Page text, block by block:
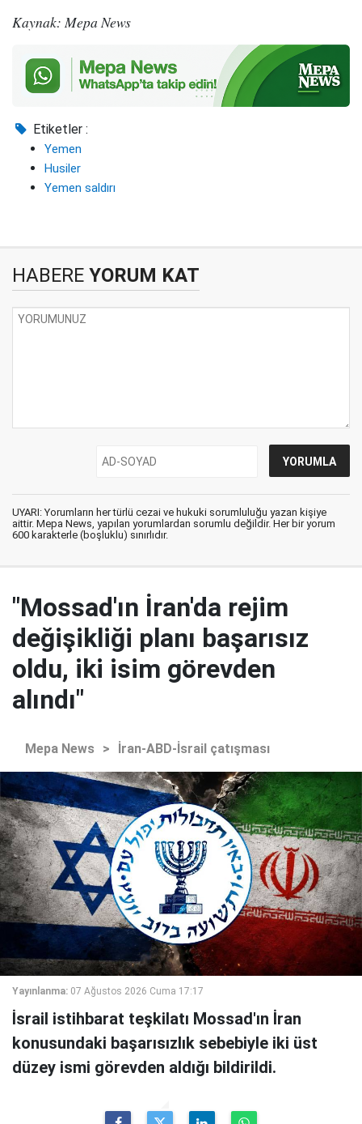
Kaynak: Mepa News
Etiketler :
Yemen
Husiler
Yemen saldırı
HABERE YORUM KAT
UYARI: Yorumların her türlü cezai ve hukuki sorumluluğu yazan kişiye
aittir. Mepa News, yapılan yorumlardan sorumlu değildir. Her bir yorum
600 karakterle (boşluklu) sınırlıdır.
"Mossad'ın İran'da rejim
değişikliği planı başarısız
oldu, iki isim görevden
alındı"
Mepa News > İran-ABD-İsrail çatışması
Yayınlanma: 07 Ağustos 2026 Cuma 17:17
İsrail istihbarat teşkilatı Mossad'ın İran
konusundaki başarısızlık sebebiyle iki üst
düzey ismi görevden aldığı bildirildi.